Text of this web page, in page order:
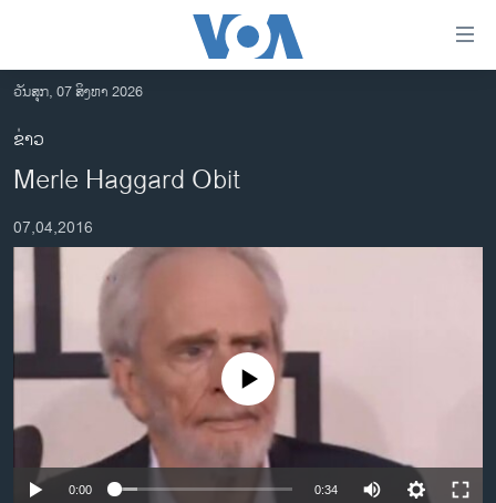
ເຂົ້າ
ຫາ
ຂ້າມ
ຂ້າມ
ໄປ
ອາເມຣິກາ
ການເລືອກຕັ້ງ ປະທານາທີບໍດີ ສະຫະລັດ 2024
ເອເຊຍ
ອິດສະຫຼະພາບດ້ານການຂ່າວ
ຊີວິດຊາວລາວ
ຊຸມຊົນຊາວລາວ
ວັນສຸກ, 07 ສິງຫາ 2026
ຂ່າວ
Merle Haggard Obit
07,04,2016
No media source currently available
0:00 0:34